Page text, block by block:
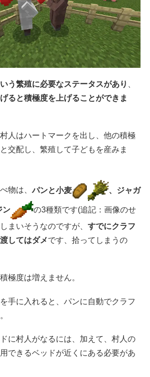
う繁殖に必要なステータスがあり
ると積極度を上げることができま
人はハートマークを出し、他の積極
交配し、繁殖して子どもを産みま
物は、パンと小麦 、ジャガ
ン
の3種類です(追記：画像のせ
まいそうなのですが、 すでにクラフ
してはダメです、拾ってしまうの
極度は増えません。
手に入れると、パンに自動でクラフ
に村人がなるには、加えて、村人の
できるベッドが近くにある必要があ